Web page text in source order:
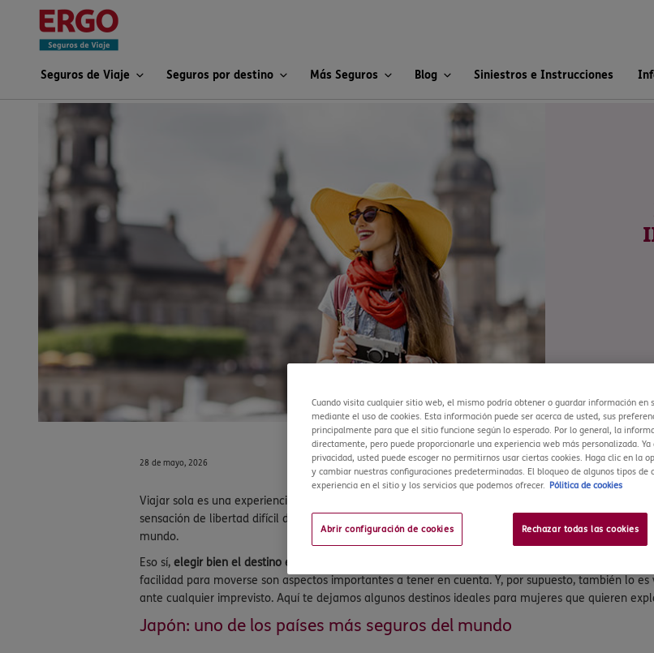
Seguros de Viaje Seguros por destino Más Seguros Blog Siniestros e Instrucciones
28 de mayo, 2026
Viajar sola es una experiencia transformadora. Te permite descubrir el mundo a tu ritmo, salir de
sensación de libertad difícil de explicar. Cada vez más mujeres se animan a hacerlo, ya sea en
mundo.
Eso sí, elegir bien el destino es clave
, especialmente si es una de tus primeras experiencias
facilidad para moverse son aspectos importantes a tener en cuenta. Y, por supuesto, también lo es
ante cualquier imprevisto. Aquí te dejamos algunos destinos ideales para mujeres que quieren
Japón: uno de los países más seguros del mundo
Cuando visita cualquier sitio web, el mismo podría obtener o guardar información en
mediante el uso de cookies. Esta información puede ser acerca de usted, sus
principalmente para que el sitio funcione según lo esperado. Por lo general, la
directamente, pero puede proporcionarle una experiencia web más personalizada.
privacidad, usted puede escoger no permitirnos usar ciertas cookies. Haga clic en la
y cambiar nuestras configuraciones predeterminadas. El bloqueo de algunos tipos de
experiencia en el sitio y los servicios que podemos ofrecer. Pólitica de cookies
Abrir configuración de cookies Rechazar todas las cookies